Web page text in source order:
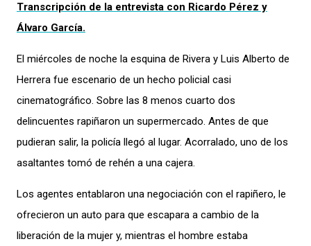
Transcripción de la entrevista con Ricardo Pérez y
Álvaro García.
El miércoles de noche la esquina de Rivera y Luis Alberto de
Herrera fue escenario de un hecho policial casi
cinematográfico. Sobre las 8 menos cuarto dos
delincuentes rapiñaron un supermercado. Antes de que
pudieran salir, la policía llegó al lugar. Acorralado, uno de los
asaltantes tomó de rehén a una cajera.
Los agentes entablaron una negociación con el rapiñero, le
ofrecieron un auto para que escapara a cambio de la
liberación de la mujer y, mientras el hombre estaba